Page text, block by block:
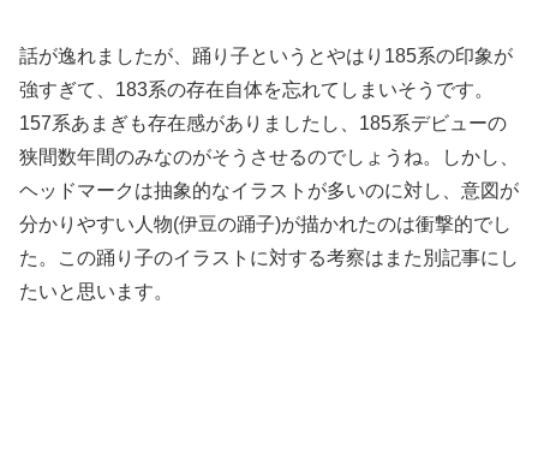
話が逸れましたが、踊り子というとやはり185系の印象が
強すぎて、183系の存在自体を忘れてしまいそうです。
157系あまぎも存在感がありましたし、185系デビューの
狭間数年間のみなのがそうさせるのでしょうね。しかし、
ヘッドマークは抽象的なイラストが多いのに対し、意図が
分かりやすい人物(伊豆の踊子)が描かれたのは衝撃的でし
た。この踊り子のイラストに対する考察はまた別記事にし
たいと思います。